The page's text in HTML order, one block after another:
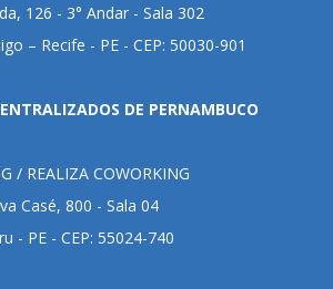
126 - 3° Andar - Sala 302
– Recife - PE - CEP: 50030-901
DE PERNAMBUCO
/ REALIZA COWORKING
Casé, 800 - Sala 04
- PE - CEP: 55024-740